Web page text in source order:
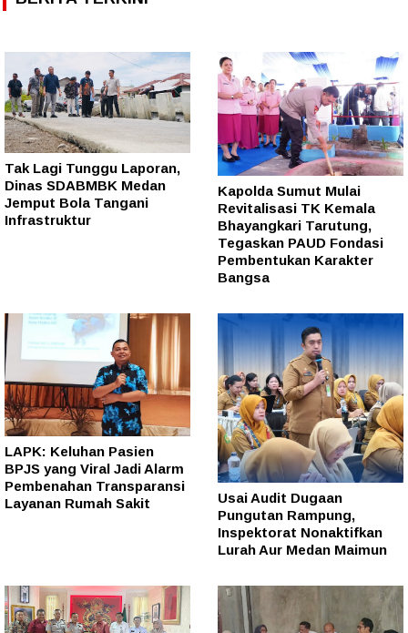
Tak Lagi Tunggu Laporan,
Dinas SDABMBK Medan
Jemput Bola Tangani
Infrastruktur
Kapolda Sumut Mulai
Revitalisasi TK Kemala
Bhayangkari Tarutung,
Tegaskan PAUD Fondasi
Pembentukan Karakter
Bangsa
LAPK: Keluhan Pasien
BPJS yang Viral Jadi Alarm
Pembenahan Transparansi
Layanan Rumah Sakit
Usai Audit Dugaan
Pungutan Rampung,
Inspektorat Nonaktifkan
Lurah Aur Medan Maimun